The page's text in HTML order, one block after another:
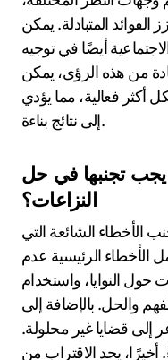
سبيل المثال، قد تؤدي
والإبداع، بينما قد تتطلب
الحزم والوضوح. تعزز
الفهم وتقلل من سوء
نتيجة لذلك، يمكن أن
الفريدة واستغلالها